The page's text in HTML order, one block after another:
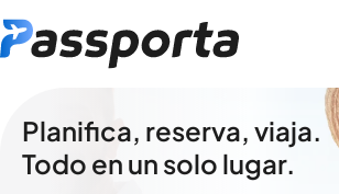
Planifica, reserva, viaja.
Todo en un solo lugar.